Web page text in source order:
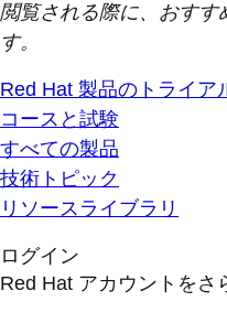
閲覧される際に、おすす
す。
Red Hat 製品のトライア
コースと試験
すべての製品
技術トピック
リソースライブラリ
ログイン
Red Hat アカウントをさ